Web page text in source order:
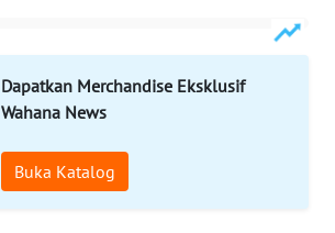
Dapatkan Merchandise Eksklusif
Wahana News
Buka Katalog